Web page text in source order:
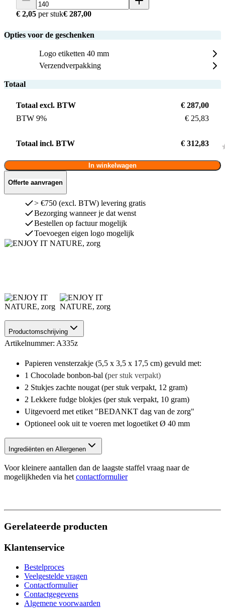
€ 2,05 per stuk€ 287,00
Opties voor de geschenken
Logo etiketten 40 mm
Verzendverpakking
Totaal
Totaal excl. BTW
€ 287,00
BTW 9%
€ 25,83
Totaal incl. BTW € 312,83
In winkelwagen
Offerte aanvragen
> €750 (excl. BTW) levering gratis
Bezorging wanneer je dat wenst
Bestellen op factuur mogelijk
Toevoegen eigen logo mogelijk
Productomschrijving
Artikelnummer: A335z
Papieren vensterzakje (5,5 x 3,5 x 17,5 cm) gevuld met:
1 Chocolade bonbon-bal (per stuk verpakt)
2 Stukjes zachte nougat (per stuk verpakt, 12 gram)
2 Lekkere fudge blokjes (per stuk verpakt, 10 gram)
Uitgevoerd met etiket "BEDANKT dag van de zorg"
Optioneel ook uit te voeren met logoetiket Ø 40 mm
Ingrediënten en Allergenen
Voor kleinere aantallen dan de laagste staffel vraag naar de
mogelijkheden via hetcontactformulier
Gerelateerde producten
Klantenservice
Bestelproces
Veelgestelde vragen
Contactformulier
Contactgegevens
Algemene voorwaarden